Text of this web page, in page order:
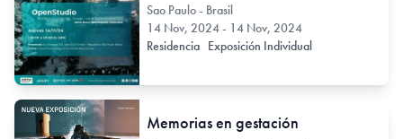
Sao Paulo - Brasil
14 Nov, 2024 - 14 Nov, 2024
Residencia Exposición Individual
Memorias en gestación